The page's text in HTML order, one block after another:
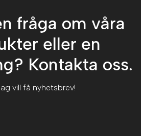
fråga om våra
eller en
Kontakta oss.
*
vill få nyhetsbrev!